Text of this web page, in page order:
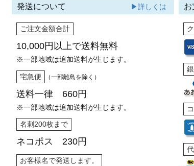
発送について ▶詳しくは
ご注文金額合計
10,000円以上で送料無料
※一部地域は追加送料が生じます。
宅急便 （一部離島を除く）
送料一律 660円
※一部地域は追加送料が生じます。
名刺200枚まで
ネコポス 230円
お客様名で発送します。
お